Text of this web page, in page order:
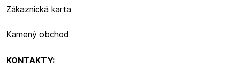
Zákaznická karta
Kamený obchod
KONTAKTY: